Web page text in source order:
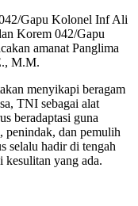
Gapu Kolonel Inf Ali
Korem 042/Gapu
amanat Panglima
M.M.
menyikapi beragam
TNI sebagai alat
beradaptasi guna
penindak, dan pemulih
selalu hadir di tengah
kesulitan yang ada.